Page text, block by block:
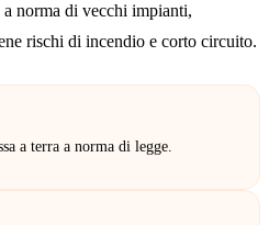
a norma di vecchi impianti,
rischi di incendio e corto circuito.
a terra a norma di legge.